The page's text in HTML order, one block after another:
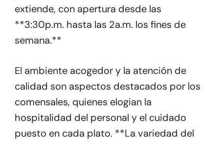
extiende, con apertura desde las
**3:30p.m. hasta las 2a.m. los fines de
semana.**
El ambiente acogedor y la atención de
calidad son aspectos destacados por los
comensales, quienes elogian la
hospitalidad del personal y el cuidado
puesto en cada plato. **La variedad del